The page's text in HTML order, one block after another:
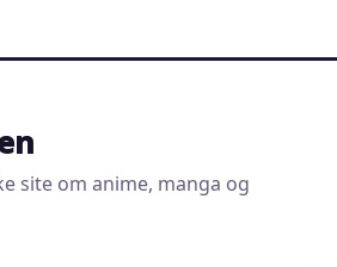
site om anime, manga og